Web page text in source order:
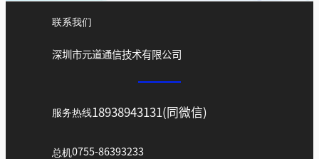
联系我们
深圳市元道通信技术有限公司
服务热线18938943131(同微信)
总机0755-86393233